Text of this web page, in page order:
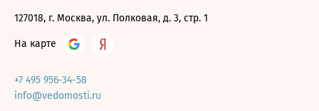
127018, г. Москва, ул. Полковая, д. 3, стр. 1
На карте
+7 495 956-34-58
info@vedomosti.ru